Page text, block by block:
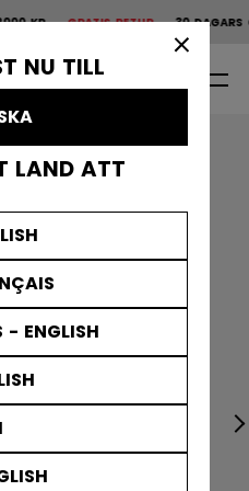
NU TILL
LAND ATT
- ENGLISH
animation.
KRGRATIS RETUR30 DAGARS
Fri frakt över 2000 kr
0